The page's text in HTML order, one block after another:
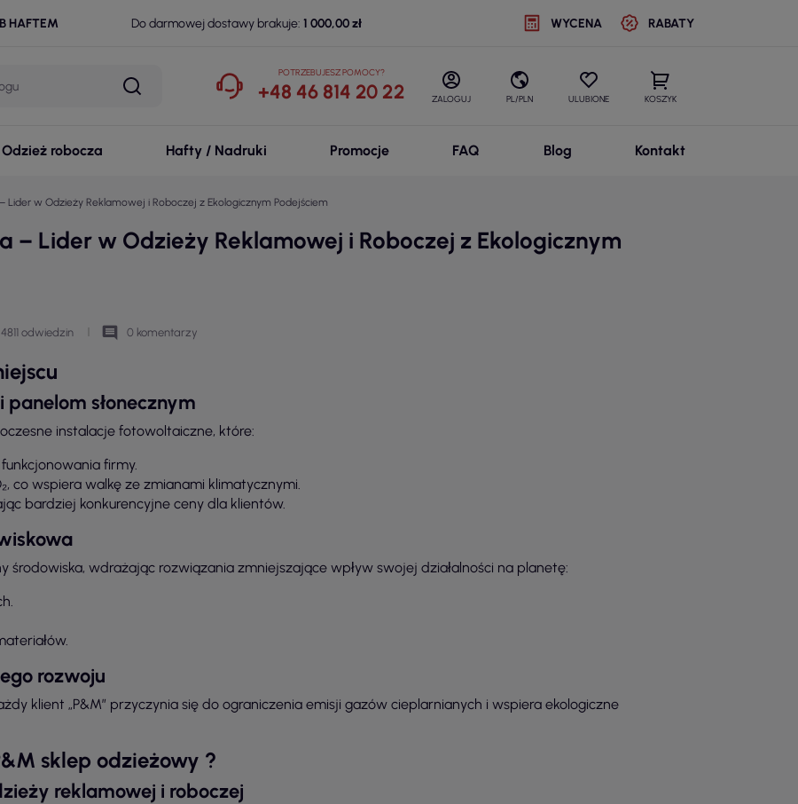
HAFTEM Do darmowej dostawy brakuje: 1 000,00 zł WYCENA RABATY
POTRZEBUJESZ POMOCY?
+48 46 814 20 22 ZALOGUJ PL/PLN ULUBIONE KOSZYK
Odzież robocza Hafty / Nadruki Promocje FAQ Blog Kontakt
Lider w Odzieży Reklamowej i Roboczej z Ekologicznym Podejściem
– Lider w Odzieży Reklamowej i Roboczej z Ekologicznym
4811 odwiedzin comment 0 komentarzy
panelom słonecznym
instalacje fotowoltaiczne, które:
firmy.
co wspiera walkę ze zmianami klimatycznymi.
bardziej konkurencyjne ceny dla klientów.
środowiska, wdrażając rozwiązania zmniejszające wpływ swojej działalności na planetę:
rozwoju
klient „P&M” przyczynia się do ograniczenia emisji gazów cieplarnianych i wspiera ekologiczne
sklep odzieżowy ?
reklamowej i roboczej